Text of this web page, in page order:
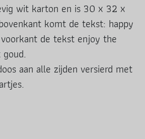
wit karton en is 30 x 32 x
komt de tekst: happy
de tekst enjoy the
aan alle zijden versierd met